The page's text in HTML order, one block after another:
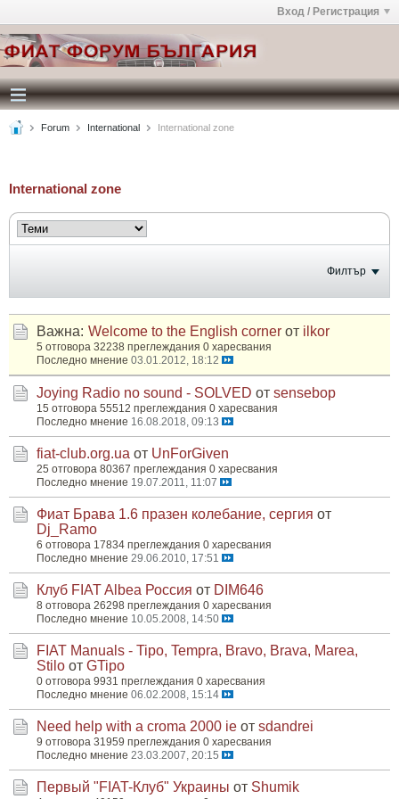
Вход / Регистрация
Forum International International zone
International zone
Филтър
Важна: Welcome to the English corner от ilkor
5 отговора 32238 преглеждания 0 харесвания
Последно мнение 03.01.2012, 18:12
Joying Radio no sound - SOLVED от sensebop
15 отговора 55512 преглеждания 0 харесвания
Последно мнение 16.08.2018, 09:13
fiat-club.org.ua от UnForGiven
25 отговора 80367 преглеждания 0 харесвания
Последно мнение 19.07.2011, 11:07
Фиат Брава 1.6 празен колебание, сергия от
Dj_Ramo
6 отговора 17834 преглеждания 0 харесвания
Последно мнение 29.06.2010, 17:51
Клуб FIAT Albea Россия от DIM646
8 отговора 26298 преглеждания 0 харесвания
Последно мнение 10.05.2008, 14:50
FIAT Manuals - Tipo, Tempra, Bravo, Brava, Marea,
Stilo от GTipo
0 отговора 9931 преглеждания 0 харесвания
Последно мнение 06.02.2008, 15:14
Need help with a croma 2000 ie от sdandrei
9 отговора 31959 преглеждания 0 харесвания
Последно мнение 23.03.2007, 20:15
Первый "FIAT-Клуб" Украины от Shumik